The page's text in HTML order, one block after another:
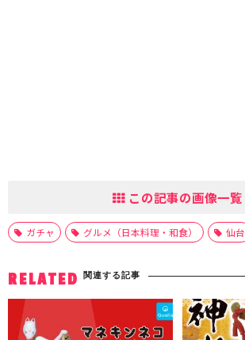
この記事の画像一覧
ガチャ グルメ（日本料理・和食） 仙台
RELATED 関連する記事